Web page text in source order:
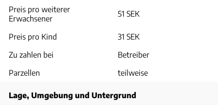
Preis pro weiterer
Erwachsener
51 SEK
Preis pro Kind
31 SEK
Zu zahlen bei
Betreiber
Parzellen
teilweise
Lage, Umgebung und Untergrund